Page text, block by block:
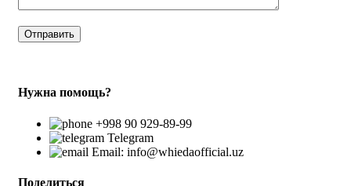
Нужна помощь?
+998 90 929-89-99
Telegram
Email: info@whiedaofficial.uz
Поделиться